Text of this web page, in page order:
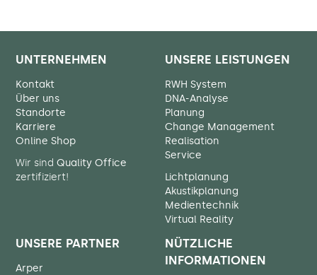
UNTERNEHMEN
Kontakt
Über uns
Standorte
Karriere
Online Shop
Wir sindQuality Office
zertifiziert!
UNSERE LEISTUNGEN
RWH System
DNA-Analyse
Planung
Change Management
Realisation
Service
Lichtplanung
Akustikplanung
Medientechnik
Virtual Reality
UNSERE PARTNER
Arper
NÜTZLICHE
INFORMATIONEN